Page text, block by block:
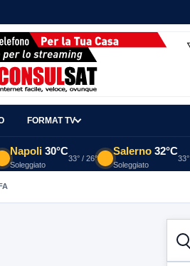
FORMAT TV
Napoli 30°C
Soleggiato
33° / 26°
Salerno 32°C
Soleggiato